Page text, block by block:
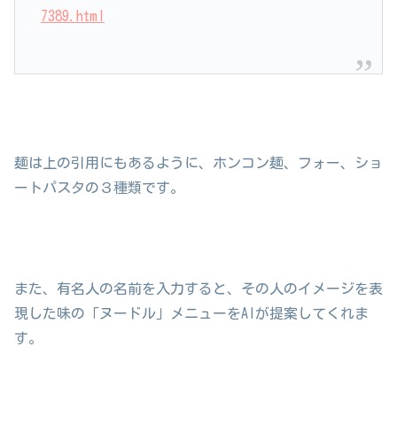
7389.html
麺は上の引用にもあるように、ホンコン麺、フォー、ショ
ートパスタの３種類です。
また、有名人の名前を入力すると、その人のイメージを表
現した味の「ヌードル」メニューをAIが提案してくれま
す。